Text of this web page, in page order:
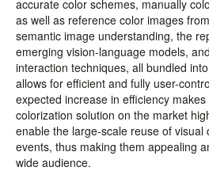
accurate color schemes, manually
as well as reference color images
semantic image understanding, the
emerging vision-language models,
interaction techniques, all bundled
allows for efficient and fully user-
expected increase in efficiency
colorization solution on the market
enable the large-scale reuse of visual
events, thus making them appealing
wide audience.